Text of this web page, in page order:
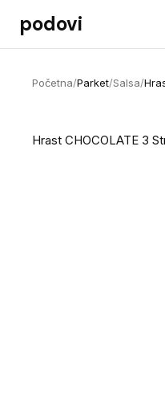
Preskoči na sadržaj
podovi
Početna/Parket/Salsa/
Hrast CHOCOLATE 3